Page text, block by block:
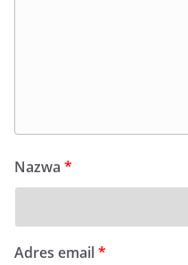
Nazwa *
Adres email*